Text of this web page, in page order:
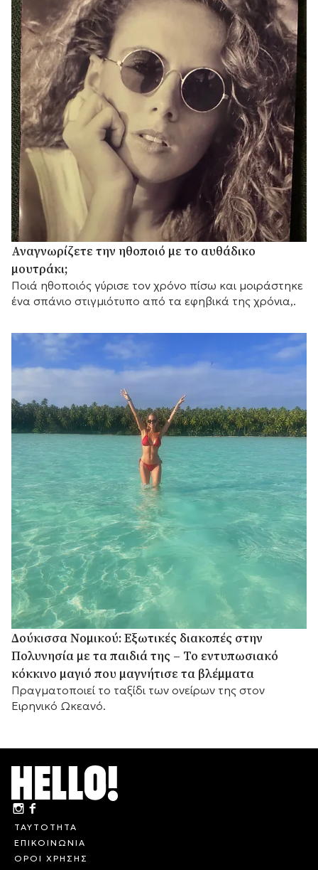
Αναγνωρίζετε την ηθοποιό με το αυθάδικο
μουτράκι;
Ποιά ηθοποιός γύρισε τον χρόνο πίσω και μοιράστηκε
ένα σπάνιο στιγμιότυπο από τα εφηβικά της χρόνια,.
Δούκισσα Νομικού: Εξωτικές διακοπές στην
Πολυνησία με τα παιδιά της – Το εντυπωσιακό
κόκκινο μαγιό που μαγνήτισε τα βλέμματα
Πραγματοποιεί το ταξίδι των ονείρων της στον
Ειρηνικό Ωκεανό.
ΤΑΥΤΟΤΗΤΑ
ΕΠΙΚΟΙΝΩΝΙΑ
ΟΡΟΙ ΧΡΗΣΗΣ